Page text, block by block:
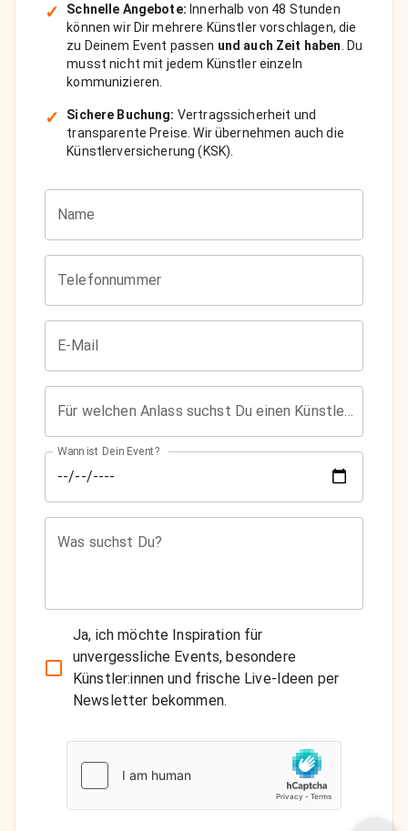
✓ Schnelle Angebote: Innerhalb von 48 Stunden
können wir Dir mehrere Künstler vorschlagen, die
zu Deinem Event passen und auch Zeit haben . Du
musst nicht mit jedem Künstler einzeln
kommunizieren.
✓ Sichere Buchung: Vertragssicherheit und
transparente Preise. Wir übernehmen auch die
Künstlerversicherung (KSK).
Name
Telefonnummer
E-Mail
Wann ist Dein Event?
Was suchst Du?
Ja, ich möchte Inspiration für
unvergessliche Events, besondere
Künstler:innen und frische Live-Ideen per
Newsletter bekommen.